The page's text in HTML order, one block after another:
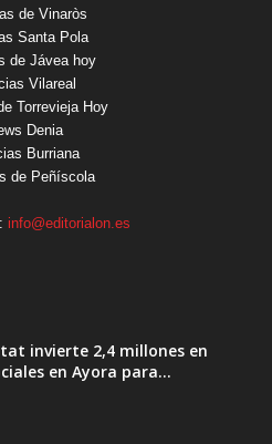
de Vinaròs
Santa Pola
de Jávea hoy
Vilareal
Torrevieja Hoy
Denia
Burriana
de Peñíscola
info@editorialon.es
invierte 2,4 millones en
en Ayora para...